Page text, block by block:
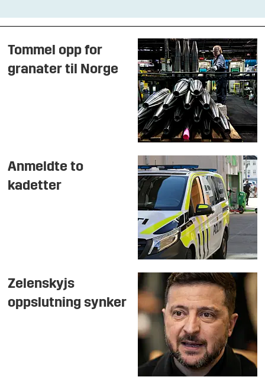
Tommel opp for
granater til Norge
Anmeldte to
kadetter
Zelenskyjs
oppslutning synker